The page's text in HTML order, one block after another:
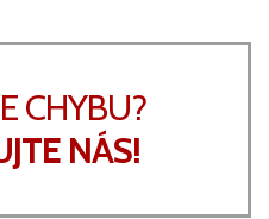
CHYBU?
NÁS!